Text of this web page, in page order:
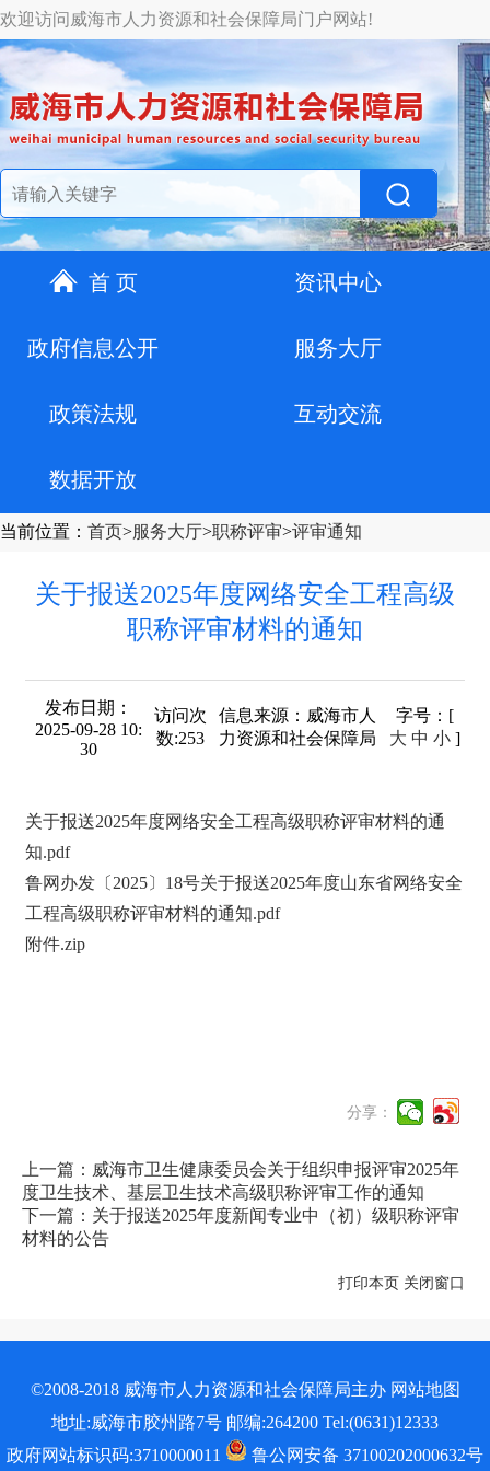
欢迎访问威海市人力资源和社会保障局门户网站!
首 页 资讯中心
政府信息公开 服务大厅
政策法规 互动交流
数据开放
当前位置 ： 首页>服务大厅>职称评审>评审通知
关于报送2025年度网络安全工程高级
职称评审材料的通知
发布日期：
2025-09-28 10:
30
访问次
数:253
信息来源： 威海市人
力资源和社会保障局
字号 ：[
大 中 小 ]
关于报送2025年度网络安全工程高级职称评审材料的通
知.pdf
鲁网办发〔2025〕18号关于报送2025年度山东省网络安全
工程高级职称评审材料的通知.pdf
附件.zip
分享：
上一篇：威海市卫生健康委员会关于组织申报评审2025年
度卫生技术、基层卫生技术高级职称评审工作的通知
下一篇：关于报送2025年度新闻专业中（初）级职称评审
材料的公告
打印本页 关闭窗口
©2008-2018 威海市人力资源和社会保障局主办 网站地图
地址:威海市胶州路7号 邮编:264200 Tel:(0631)12333
政府网站标识码:3710000011
鲁公网安备 37100202000632号